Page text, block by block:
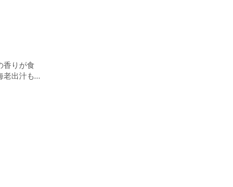
香りが食
老出汁も